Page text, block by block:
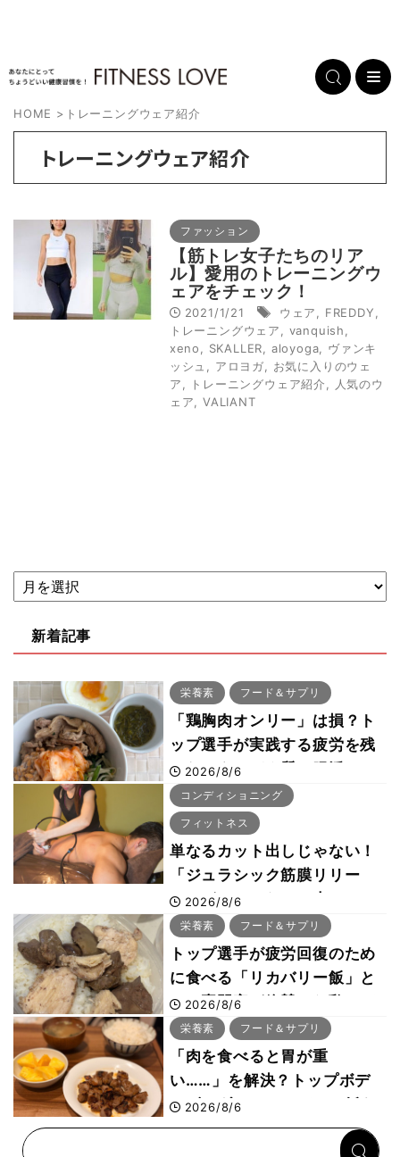
HOME > トレーニングウェア紹介
トレーニングウェア紹介
ファッション
【筋トレ女子たちのリア
ル】愛用のトレーニングウ
ェアをチェック！
2021/1/21 ウェア FREDDY
トレーニングウェア
vanquish
xeno
SKALLER aloyoga
ヴァンキ
ッシュ
アロヨガ
お気に入りのウェ
ア
トレーニングウェア紹介
人気のウ
ェア
VALIANT
新着記事
栄養素 フード＆サプリ
「鶏胸肉オンリー」は損？ト
ップ選手が実践する疲労を残
さないタンパク質＆腸活コン
ボ
2026/8/6
コンディショニング
フィットネス
単なるカット出しじゃない！
「ジュラシック筋膜リリー
ス」が口コミだけで大ヒット
した納得の理由 木澤大祐が
解説
2026/8/6
栄養素 フード＆サプリ
トップ選手が疲労回復のため
に食べる「リカバリー飯」と
は？専門家が絶賛した鶏レバ
ー活用法
2026/8/6
栄養素 フード＆サプリ
「肉を食べると胃が重
い……」を解決？トップボデ
ィビルダーのリカバリー飯を
専門家がロジカル解説
2026/8/6